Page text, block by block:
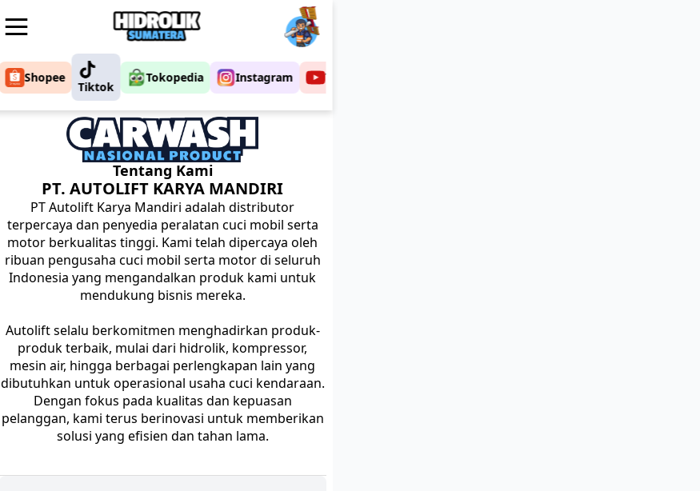
Shopee
Tiktok
Tokopedia Instagram Youtube
Tentang Kami
PT. AUTOLIFT KARYA MANDIRI
PT Autolift Karya Mandiri adalah distributor
terpercaya dan penyedia peralatan cuci mobil serta
motor berkualitas tinggi. Kami telah dipercaya oleh
ribuan pengusaha cuci mobil serta motor di seluruh
Indonesia yang mengandalkan produk kami untuk
mendukung bisnis mereka.
Autolift selalu berkomitmen menghadirkan produk-
produk terbaik, mulai dari hidrolik, kompressor,
mesin air, hingga berbagai perlengkapan lain yang
dibutuhkan untuk operasional usaha cuci kendaraan.
Dengan fokus pada kualitas dan kepuasan
pelanggan, kami terus berinovasi untuk memberikan
solusi yang efisien dan tahan lama.